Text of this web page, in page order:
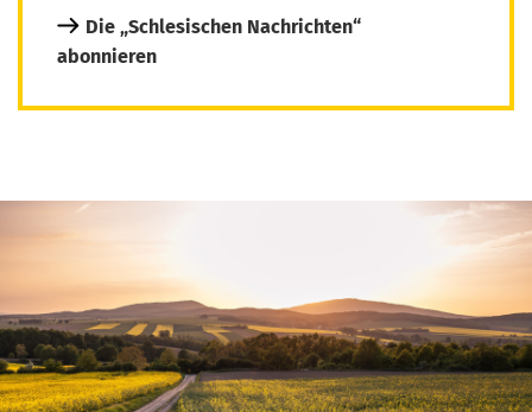
Die „Schlesischen Nachrichten“
abonnieren